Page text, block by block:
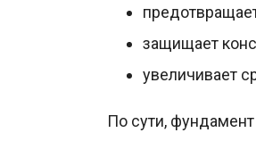
защищает
увеличивает
По сути,